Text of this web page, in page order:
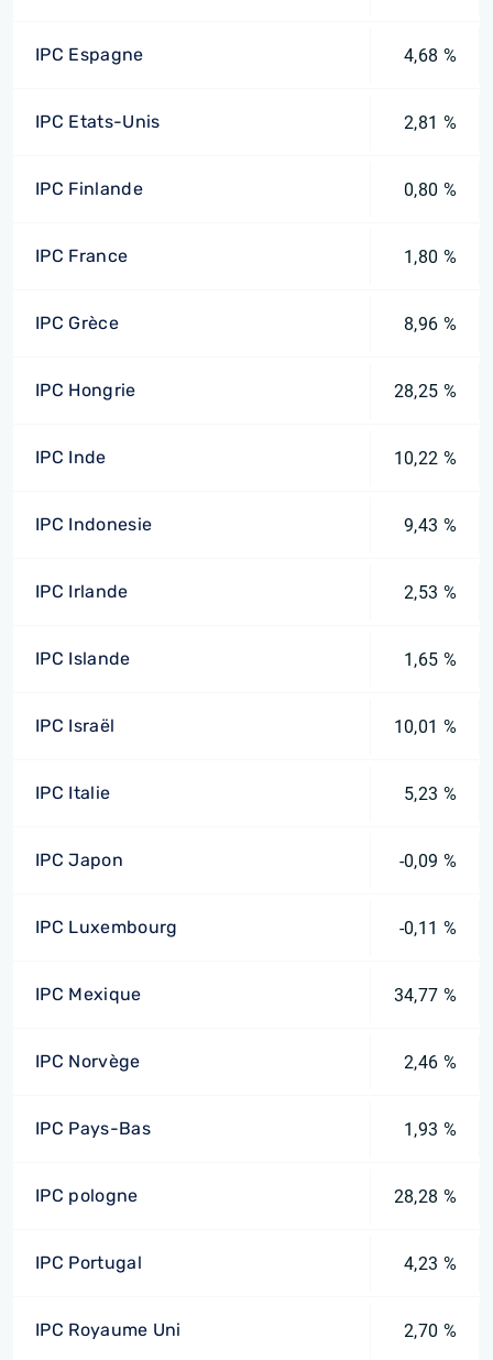
IPC Espagne 4,68 %
IPC Etats-Unis 2,81 %
IPC Finlande 0,80 %
IPC France 1,80 %
IPC Grèce 8,96 %
IPC Hongrie 28,25 %
IPC Inde 10,22 %
IPC Indonesie 9,43 %
IPC Irlande 2,53 %
IPC Islande 1,65 %
IPC Israël 10,01 %
IPC Italie 5,23 %
IPC Japon -0,09 %
IPC Luxembourg -0,11 %
IPC Mexique 34,77 %
IPC Norvège 2,46 %
IPC Pays-Bas 1,93 %
IPC pologne 28,28 %
IPC Portugal 4,23 %
IPC Royaume Uni 2,70 %